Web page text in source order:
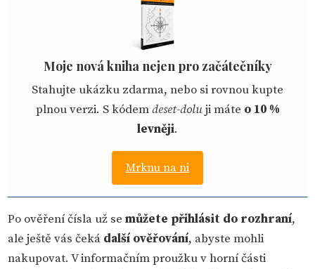
Moje nová kniha nejen pro začátečníky
Stahujte ukázku zdarma, nebo si rovnou kupte
plnou verzi. S kódemdeset-doluji máte o 10 %
levněji.
Mrknu na ni
Po ověření čísla už semůžete přihlásit do rozhraní,
ale ještě vás čeká další ověřování, abyste mohli
nakupovat. V informačním proužku v horní části